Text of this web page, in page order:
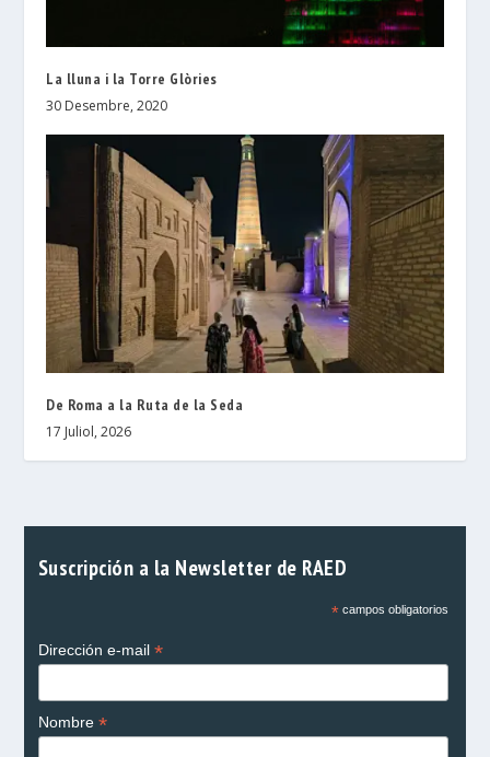
La lluna i la Torre Glòries
30 Desembre, 2020
De Roma a la Ruta de la Seda
17 Juliol, 2026
Suscripción a la Newsletter de RAED
*campos obligatorios
Dirección e-mail *
Nombre *